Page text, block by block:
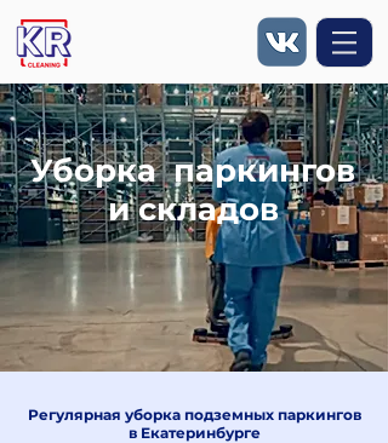
Уборка паркингов
и складов
Регулярная уборка подземных паркингов
в Екатеринбурге